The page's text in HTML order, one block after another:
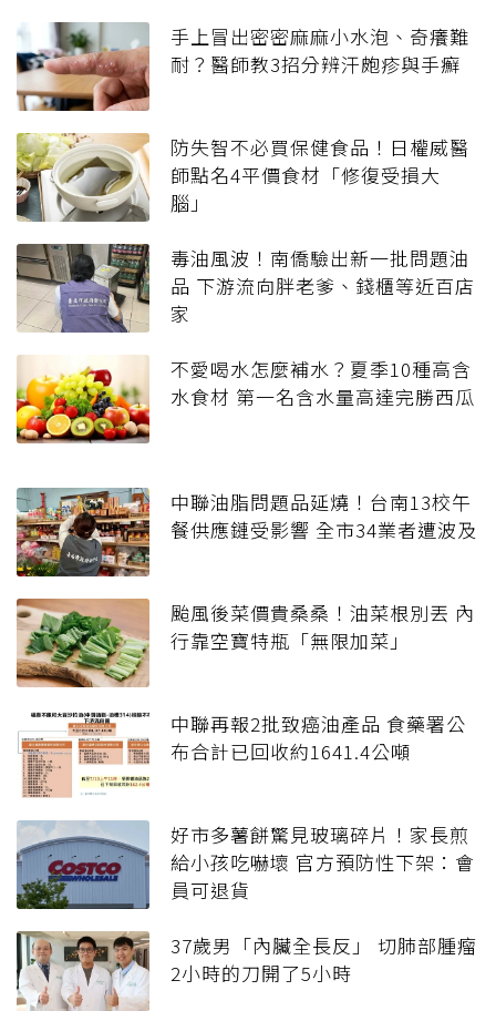
手上冒出密密麻麻小水泡、奇癢難
耐？醫師教3招分辨汗皰疹與手癬
防失智不必買保健食品！日權威醫
師點名4平價食材「修復受損大
腦」
毒油風波！南僑驗出新一批問題油
品 下游流向胖老爹、錢櫃等近百店
家
不愛喝水怎麼補水？夏季10種高含
水食材 第一名含水量高達完勝西瓜
中聯油脂問題品延燒！台南13校午
餐供應鏈受影響 全市34業者遭波及
颱風後菜價貴桑桑！油菜根別丟 內
行靠空寶特瓶「無限加菜」
中聯再報2批致癌油產品 食藥署公
布合計已回收約1641.4公噸
好市多薯餅驚見玻璃碎片！家長煎
給小孩吃嚇壞 官方預防性下架：會
員可退貨
37歲男「內臟全長反」 切肺部腫瘤
2小時的刀開了5小時